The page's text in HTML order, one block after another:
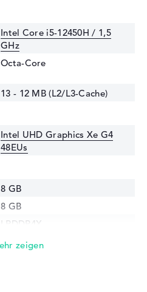
Intel Core i5-12450H / 1,5
GHz
Octa-Core
13 - 12 MB (L2/L3-Cache)
Intel UHD Graphics Xe G4
48EUs
8 GB
8 GB
LPDDR4X